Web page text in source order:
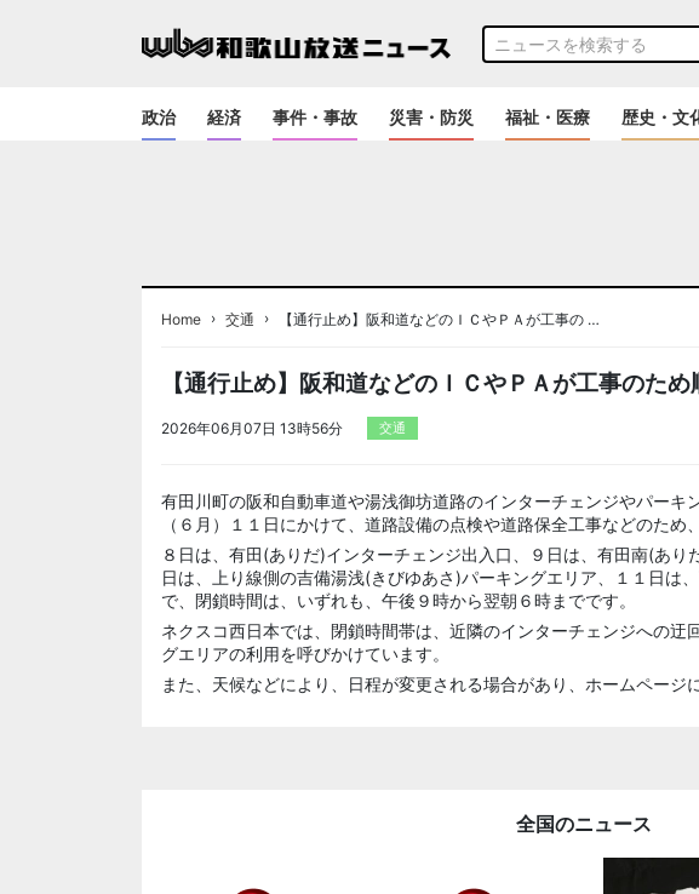
政治 経済 事件・事故 災害・防災 福祉・医療 歴史・文
Home › 交通 › 【通行止め】阪和道などのＩＣやＰＡが工事の …
【通行止め】阪和道などのＩＣやＰＡが工事のた
2026年06月07日 13時56分 交通
有田川町の阪和自動車道や湯浅御坊道路のインターチェンジやパーキ
（６月）１１日にかけて、道路設備の点検や道路保全工事などのため
８日は、有田(ありだ)インターチェンジ出入口、９日は、有田南(あり
日は、上り線側の吉備湯浅(きびゆあさ)パーキングエリア、１１日は
で、閉鎖時間は、いずれも、午後９時から翌朝６時までです。
ネクスコ西日本では、閉鎖時間帯は、近隣のインターチェンジへの迂
グエリアの利用を呼びかけています。
また、天候などにより、日程が変更される場合があり、ホームページ
全国のニュース